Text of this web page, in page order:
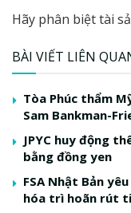
Hãy phân biệt tài
BÀI VIẾT LIÊN
Tòa Phúc thẩm
Sam Bankman-
JPYC huy động
bằng đồng yen
FSA Nhật Bản
hóa trì hoãn rút